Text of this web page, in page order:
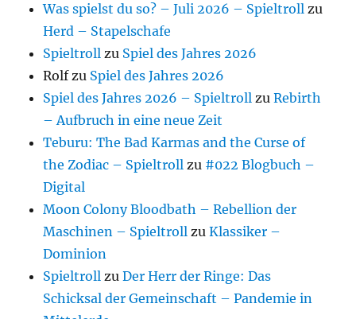
Was spielst du so? – Juli 2026 – Spieltroll zu
Herd – Stapelschafe
Spieltroll zu Spiel des Jahres 2026
Rolfzu Spiel des Jahres 2026
Spiel des Jahres 2026 – Spieltroll zuRebirth
– Aufbruch in eine neue Zeit
Teburu: The Bad Karmas and the Curse of
the Zodiac – Spieltroll zu #022 Blogbuch –
Digital
Moon Colony Bloodbath – Rebellion der
Maschinen – Spieltroll zuKlassiker –
Dominion
Spieltroll zuDer Herr der Ringe: Das
Schicksal der Gemeinschaft – Pandemie in